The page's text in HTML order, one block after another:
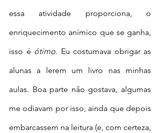
essa atividade proporciona, o
enriquecimento anímico que se ganha,
isso é ótimo. Eu costumava obrigar as
alunas a lerem um livro nas minhas
aulas. Boa parte não gostava, algumas
me odiavam por isso, ainda que depois
embarcassem na leitura (e, com certeza,